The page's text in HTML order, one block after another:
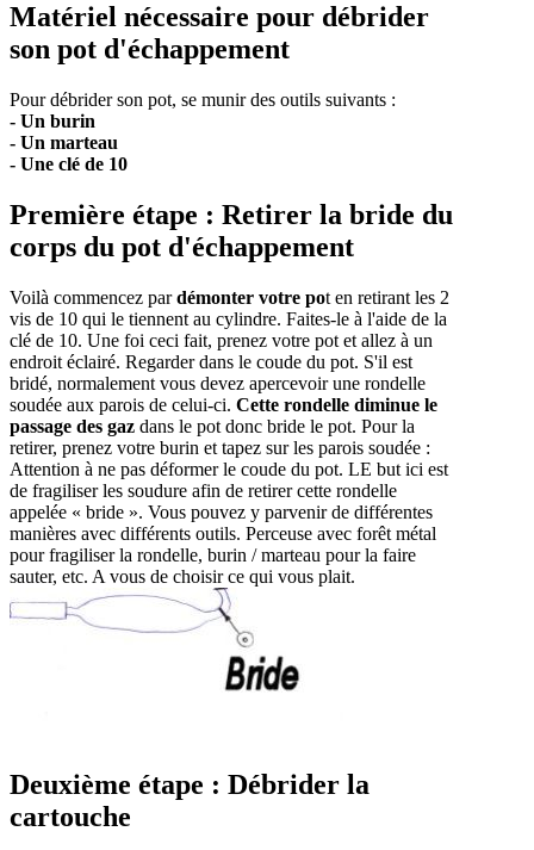
Matériel nécessaire pour débrider
son pot d'échappement
Pour débrider son pot, se munir des outils suivants :
- Un burin
- Un marteau
- Une clé de 10
Première étape : Retirer la bride du
corps du pot d'échappement
Voilà commencez pardémonter votre pot en retirant les 2
vis de 10 qui le tiennent au cylindre. Faites-le à l'aide de la
clé de 10. Une foi ceci fait, prenez votre pot et allez à un
endroit éclairé. Regarder dans le coude du pot. S'il est
bridé, normalement vous devez apercevoir une rondelle
soudée aux parois de celui-ci. Cette rondelle diminue le
passage des gaz dans le pot donc bride le pot. Pour la
retirer, prenez votre burin et tapez sur les parois soudée :
Attention à ne pas déformer le coude du pot. LE but ici est
de fragiliser les soudure afin de retirer cette rondelle
appelée « bride ». Vous pouvez y parvenir de différentes
manières avec différents outils. Perceuse avec forêt métal
pour fragiliser la rondelle, burin / marteau pour la faire
sauter, etc. A vous de choisir ce qui vous plait.
Deuxième étape : Débrider la
cartouche